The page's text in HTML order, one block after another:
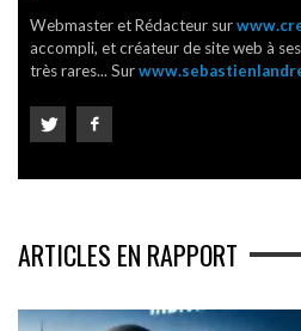
Webmaster et Rédacteur sur
accompli, et créateur de site web à
très rares... Sur
ARTICLES EN RAPPORT